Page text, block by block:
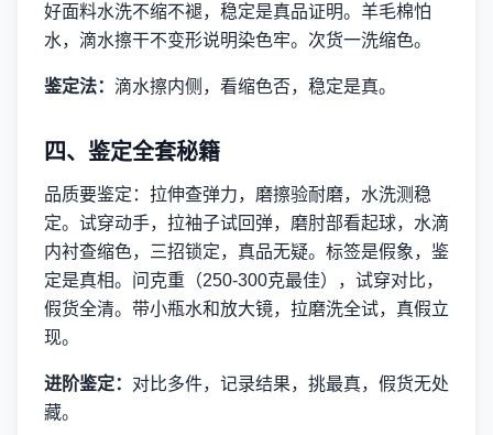
好面料水洗不缩不褪，稳定是真品证明。羊毛棉怕
水，滴水擦干不变形说明染色牢。次货一洗缩色。
鉴定法： 滴水擦内侧，看缩色否，稳定是真。
四、鉴定全套秘籍
品质要鉴定：拉伸查弹力，磨擦验耐磨，水洗测稳
定。试穿动手，拉袖子试回弹，磨肘部看起球，水滴
内衬查缩色，三招锁定，真品无疑。标签是假象，鉴
定是真相。问克重（250-300克最佳），试穿对比，
假货全清。带小瓶水和放大镜，拉磨洗全试，真假立
现。
进阶鉴定： 对比多件，记录结果，挑最真，假货无处
藏。